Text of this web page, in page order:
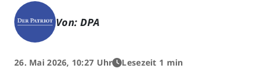
Von: DPA
26. Mai 2026, 10:27 Uhr Lesezeit 1 min